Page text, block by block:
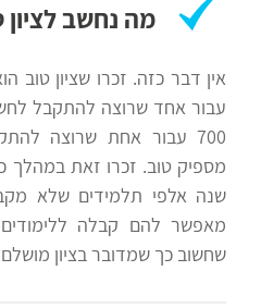
מה נחשב לציון
עבור אחד שרוצה להתקבל
700 עבור אחת שרוצה
מספיק טוב. זכרו זאת במהלך
מאפשר להם קבלה
שחשוב כך שמדובר בציון